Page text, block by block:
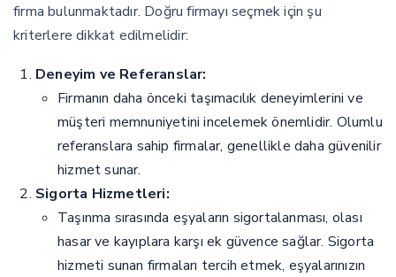
firma bulunmaktadır. Doğru firmayı seçmek için şu
kriterlere dikkat edilmelidir:
Deneyim ve Referanslar:
Firmanın daha önceki taşımacılık deneyimlerini ve
müşteri memnuniyetini incelemek önemlidir. Olumlu
referanslara sahip firmalar, genellikle daha güvenilir
hizmet sunar.
Sigorta Hizmetleri:
Taşınma sırasında eşyaların sigortalanması, olası
hasar ve kayıplara karşı ek güvence sağlar. Sigorta
hizmeti sunan firmaları tercih etmek, eşyalarınızın